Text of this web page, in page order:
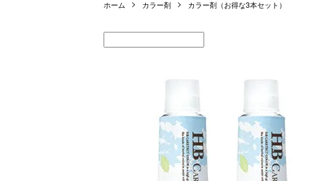
ホーム カラー剤 カラー剤（お得な3本セット）